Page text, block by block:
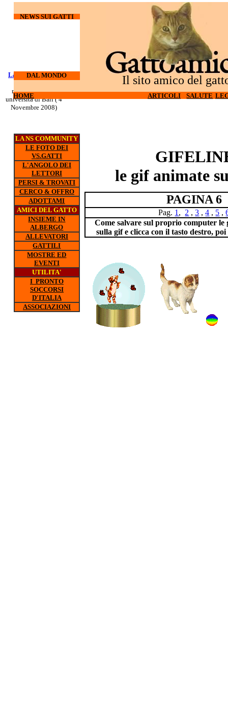
PAGINA 6
Pag. 1 , 2 ,3 ,4 , 5 ,
Come salvare sul proprio computer le
sulla gif e clicca con il tasto destro,
HOME ARTICOLI SALUTE
Il sito amico del
DAL MONDO
NEWS SUI GATTI
HOME ARTICOLI SALUTE
LA NS COMMUNITY
LE FOTO DEI
VS.GATTI
L'ANGOLO DEI
LETTORI
PERSI & TROVATI
CERCO & OFFRO
ADOTTAMI
AMICI DEL GATTO
INSIEME IN
ALBERGO
ALLEVATORI
GATTILI
MOSTRE ED
EVENTI
UTILITA'
I PRONTO
SOCCORSI
D'ITALIA
ASSOCIAZIONI
le gif animate
I gatti
Ottobre 2008)
Laureati su cani e
nuovo corso all'
universita di Bari ( 4
Novembre 2008)